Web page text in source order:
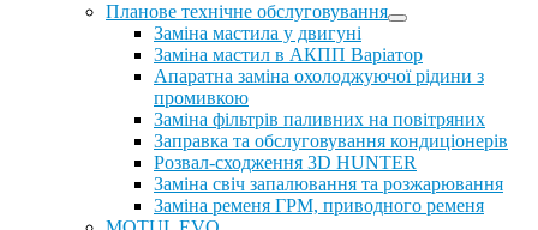
Планове технічне обслуговування
Заміна мастила у двигуні
Заміна мастил в АКПП Варіатор
Апаратна заміна охолоджуючої рідини з
промивкою
Заміна фільтрів паливних на повітряних
Заправка та обслуговування кондиціонерів
Розвал-сходження 3D HUNTER
Заміна свіч запалювання та розжарювання
Заміна ременя ГРМ, приводного ременя